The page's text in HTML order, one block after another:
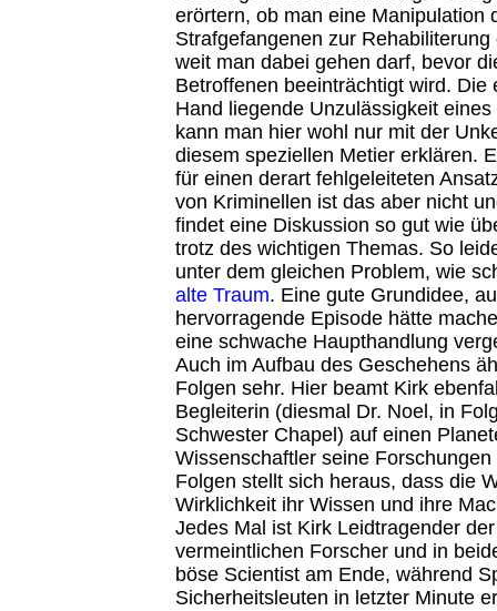
erörtern, ob man eine Manipulation
Strafgefangenen zur
weit man dabei gehen darf, bevor
Betroffenen beeinträchtigt wird. Die
Hand liegende Unzulässigkeit
kann man hier wohl nur mit der
diesem speziellen Metier erklären.
für einen derart fehlgeleiteten
von Kriminellen ist das aber nicht
findet eine Diskussion so gut wie
trotz des wichtigen Themas. So
unter dem gleichen Problem, wie
alte Traum. Eine gute Grundidee,
hervorragende Episode hätte
eine schwache Haupthandlung
Auch im Aufbau des Geschehens
Folgen sehr. Hier beamt Kirk
Begleiterin (diesmal Dr. Noel, in
Schwester Chapel) auf einen
Wissenschaftler seine
Folgen stellt sich heraus, dass die
Wirklichkeit ihr Wissen und ihre
Jedes Mal ist Kirk Leidtragender
vermeintlichen Forscher und in
böse Scientist am Ende, während
Sicherheitsleuten in letzter Minute